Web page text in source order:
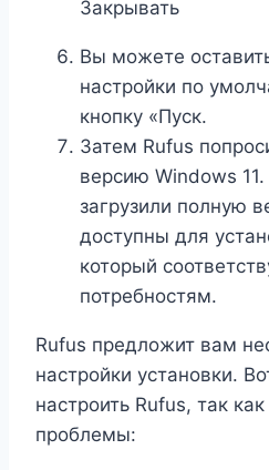
Закрывать
Вы можете
настройки по
кнопку «Пуск.
Затем Rufus
версию Windows
загрузили полную
доступны для
который
потребностям.
Rufus предложит вам
настройки установки.
настроить Rufus, так
проблемы: